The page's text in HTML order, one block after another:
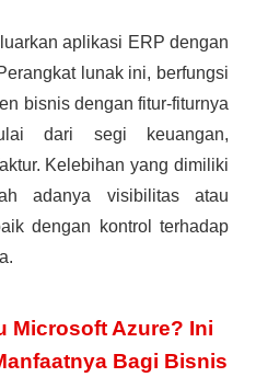
aplikasi ERP dengan
lunak ini, berfungsi
bisnis dengan fitur-fiturnya
dari segi keuangan,
Kelebihan yang dimiliki
adanya visibilitas atau
dengan kontrol terhadap
Microsoft Azure? Ini
Bagi Bisnis